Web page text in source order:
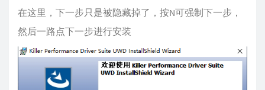
在这里，下一步只是被隐藏掉了，按N可强制下一步，
然后一路点下一步进行安装